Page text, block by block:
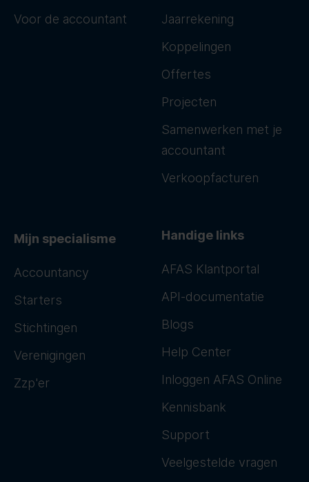
Voor de accountant
Jaarrekening
Koppelingen
Offertes
Projecten
Samenwerken met je
accountant
Verkoopfacturen
Mijn specialisme
Accountancy
Starters
Stichtingen
Verenigingen
Zzp'er
Handige links
AFAS Klantportal
API-documentatie
Blogs
Help Center
Inloggen AFAS Online
Kennisbank
Support
Veelgestelde vragen